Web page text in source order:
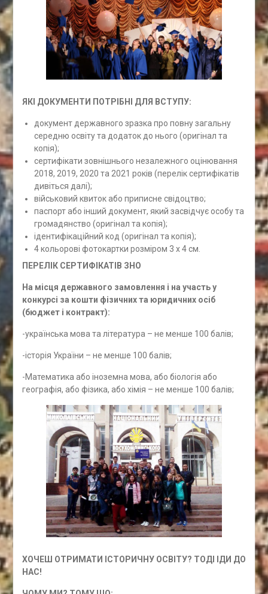
ЯКІ ДОКУМЕНТИ ПОТРІБНІ ДЛЯ ВСТУПУ:
документ державного зразка про повну загальну
середню освіту та додаток до нього (оригінал та
копія);
сертифікати зовнішнього незалежного оцінювання
2018, 2019, 2020 та 2021 років (перелік сертифікатів
дивіться далі);
військовий квиток або приписне свідоцтво;
паспорт або інший документ, який засвідчує особу та
громадянство (оригінал та копія);
ідентифікаційний код (оригінал та копія);
4 кольорові фотокартки розміром 3 х 4 см.
ПЕРЕЛІК СЕРТИФІКАТІВ ЗНО
На місця державного замовлення і на участь у
конкурсі за кошти фізичних та юридичних осіб
(бюджет і контракт):
-українська мова та література – не менше 100 балів;
-історія України – не менше 100 балів;
-Математика або іноземна мова, або біологія або
географія, або фізика, або хімія – не менше 100 балів;
ХОЧЕШ ОТРИМАТИ ІСТОРИЧНУ ОСВІТУ? ТОДІ ІДИ ДО
НАС!